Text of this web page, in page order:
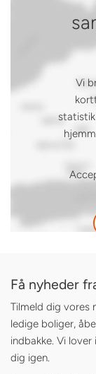
Vi
Få nyheder
Tilmeld dig vores
ledige boliger,
indbakke. Vi
dig igen.